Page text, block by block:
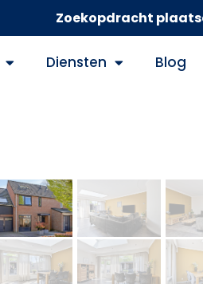
Zoekopdracht
Diensten Blog